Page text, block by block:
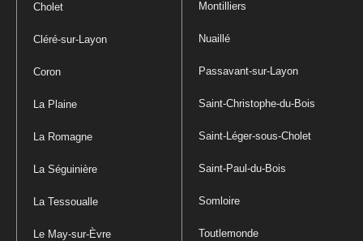
Cholet
Cléré-sur-Layon
Coron
La Plaine
La Romagne
La Séguinière
La Tessoualle
Le May-sur-Èvre
Montilliers
Nuaillé
Passavant-sur-Layon
Saint-Christophe-du-Bois
Saint-Léger-sous-Cholet
Saint-Paul-du-Bois
Somloire
Toutlemonde